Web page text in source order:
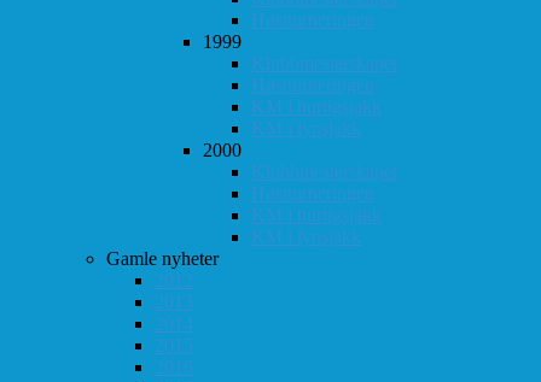
Høstturneringen
1999
Klubbmesterskapet
Høstturneringen
KM i hurtigsjakk
KM i lynsjakk
2000
Klubbmesterskapet
Høstturneringen
KM i hurtigsjakk
KM i lynsjakk
Gamle nyheter
2012
2013
2014
2015
2016